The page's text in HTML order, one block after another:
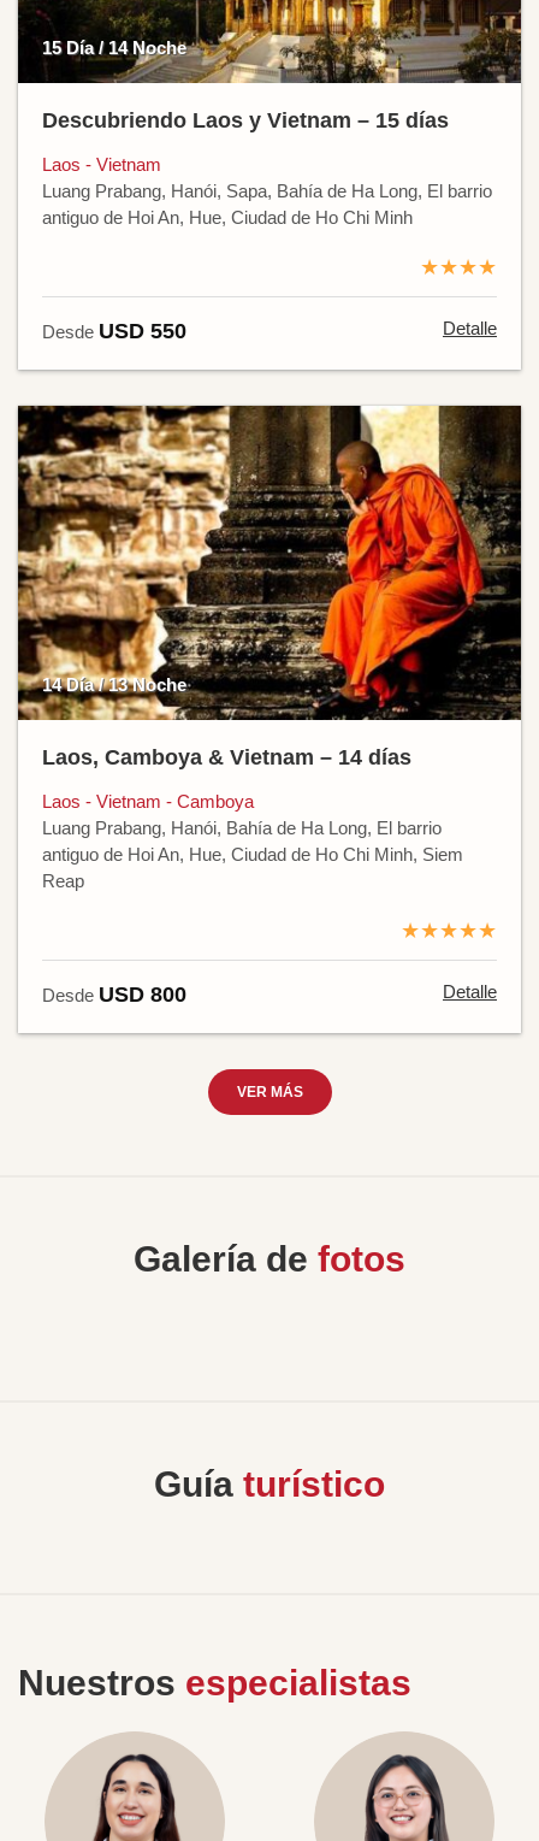
15 Día / 14 Noche
Descubriendo Laos y Vietnam – 15 días
Laos - Vietnam
Luang Prabang, Hanói, Sapa, Bahía de Ha Long, El barrio
antiguo de Hoi An, Hue, Ciudad de Ho Chi Minh
★★★★
Desde USD 550 Detalle
14 Día / 13 Noche
Laos, Camboya & Vietnam – 14 días
Laos - Vietnam - Camboya
Luang Prabang, Hanói, Bahía de Ha Long, El barrio
antiguo de Hoi An, Hue, Ciudad de Ho Chi Minh, Siem
Reap
★★★★★
Desde USD 800 Detalle
VER MÁS
Galería de fotos
Guía turístico
Nuestros especialistas